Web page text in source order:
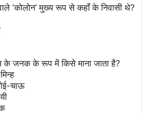
‘कोलोन’ मुख्य रूप से कहाँ के निवासी थे?
के जनक के रूप में किसे माना जाता है?
चाऊ